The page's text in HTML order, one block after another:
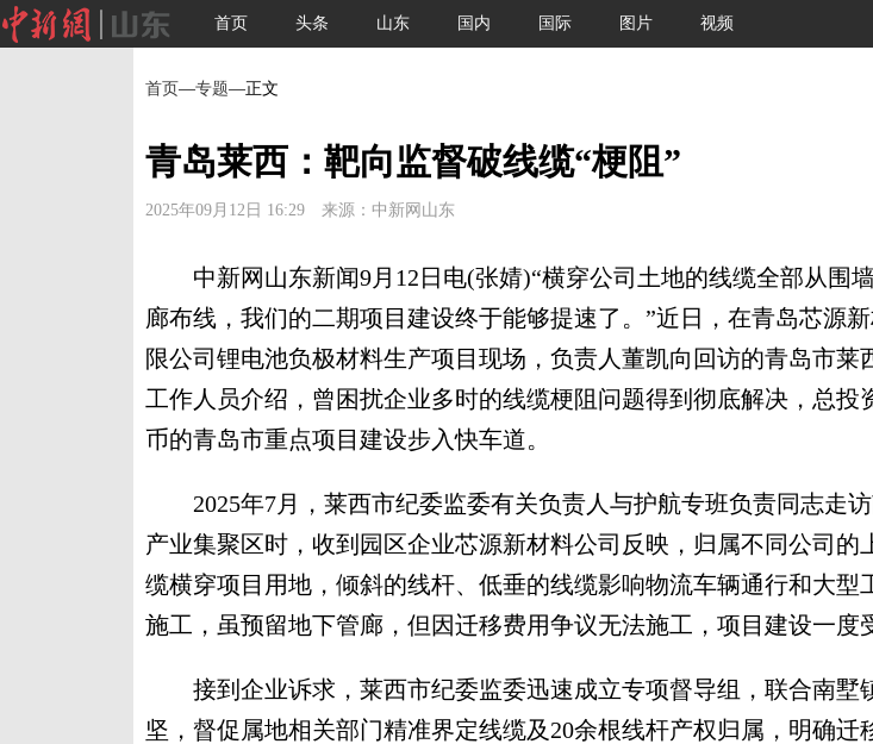
首页 头条 山东 国内 国际 图片 视频
首页—专题—正文
青岛莱西：靶向监督破线缆“梗阻”
2025年09月12日 16:29 来源：中新网山东
中新网山东新闻9月12日电(张婧)“横穿公司土地的线缆全部从围
廊布线，我们的二期项目建设终于能够提速了。”近日，在青岛芯源
限公司锂电池负极材料生产项目现场，负责人董凯向回访的青岛市莱
工作人员介绍，曾困扰企业多时的线缆梗阻问题得到彻底解决，总投
币的青岛市重点项目建设步入快车道。
2025年7月，莱西市纪委监委有关负责人与护航专班负责同志走
产业集聚区时，收到园区企业芯源新材料公司反映，归属不同公司的
缆横穿项目用地，倾斜的线杆、低垂的线缆影响物流车辆通行和大型
施工，虽预留地下管廊，但因迁移费用争议无法施工，项目建设一度
接到企业诉求，莱西市纪委监委迅速成立专项督导组，联合南墅
坚，督促属地相关部门精准界定线缆及20余根线杆产权归属，明确迁